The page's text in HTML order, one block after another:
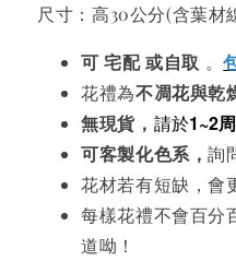
尺寸：高30公分(含葉材
可宅配 或自取 。
花禮為不凋花與乾
無現貨， 請於1~2
可客製化色系 ，詢
花材若有短缺，會
每樣花禮不會百分
道呦！